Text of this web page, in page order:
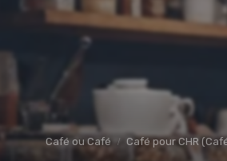
Café ou Café Café pour CHR